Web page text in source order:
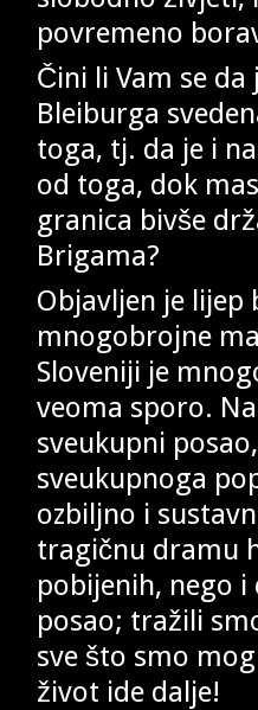
povremeno
Čini li Vam se
Bleiburga
toga, tj. da je i
od toga, dok
granica bivše
Brigama?
Objavljen je
mnogobrojne
Sloveniji je
veoma sporo.
sveukupni
sveukupnoga
ozbiljno i
tragičnu dramu
pobijenih, nego
posao; tražili
sve što smo
život ide dalje!